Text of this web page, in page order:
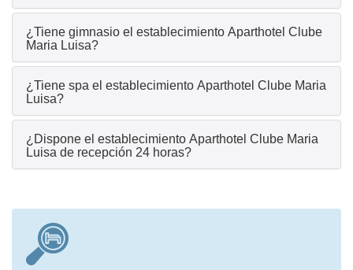
¿Tiene gimnasio el establecimiento Aparthotel Clube
Maria Luisa?
¿Tiene spa el establecimiento Aparthotel Clube Maria
Luisa?
¿Dispone el establecimiento Aparthotel Clube Maria
Luisa de recepción 24 horas?